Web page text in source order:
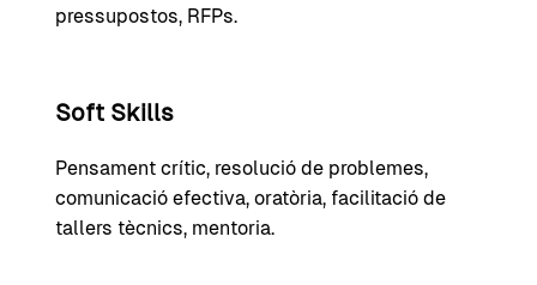
pressupostos, RFPs.
Soft Skills
Pensament crític, resolució de problemes,
comunicació efectiva, oratòria, facilitació de
tallers tècnics, mentoria.